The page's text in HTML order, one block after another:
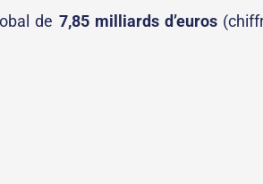
de 7,85 milliards d’euros